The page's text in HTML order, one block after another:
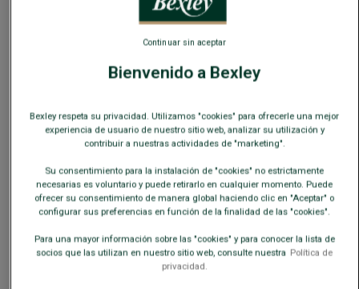
219,00 € REBAJAS
COLORES DISPONIBLES
Guía de tallas
Bienvenido a Bexley
Bexley respeta su privacidad. Utilizamos "cookies" para ofrecerle una mejor
experiencia de usuario de nuestro sitio web, analizar su utilización y
contribuir a nuestras actividades de "marketing".
Su consentimiento para la instalación de "cookies" no estrictamente
necesarias es voluntario y puede retirarlo en cualquier momento. Puede
ofrecer su consentimiento de manera global haciendo clic en "Aceptar" o
configurar sus preferencias en función de la finalidad de las "cookies".
Para una mayor información sobre las "cookies" y para conocer la lista de
socios que las utilizan en nuestro sitio web, consulte nuestra Política de
privacidad.
Continuar sin aceptar